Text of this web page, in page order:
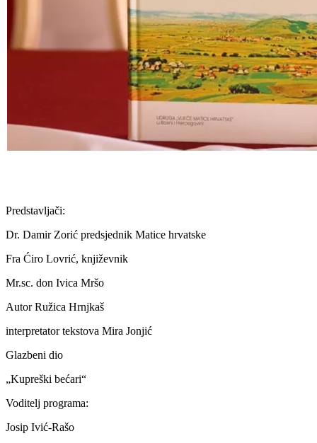
Predstavljači:
Dr. Damir Zorić predsjednik Matice hrvatske
Fra Ćiro Lovrić, književnik
Mr.sc. don Ivica Mršo
Autor Ružica Hrnjkaš
interpretator tekstova Mira Jonjić
Glazbeni dio
„Kupreški bećari“
Voditelj programa:
Josip Ivić-Rašo